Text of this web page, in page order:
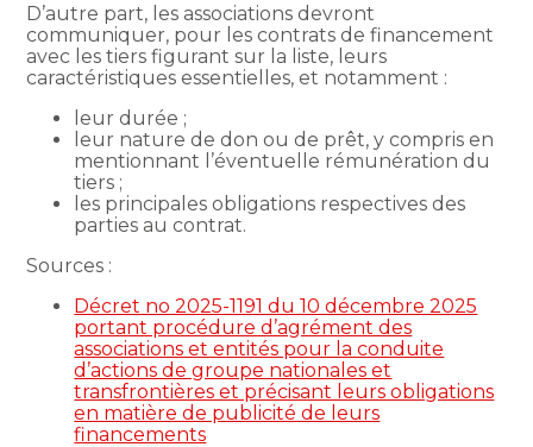
D’autre part, les associations devront
communiquer, pour les contrats de financement
avec les tiers figurant sur la liste, leurs
caractéristiques essentielles, et notamment :
leur durée ;
leur nature de don ou de prêt, y compris en
mentionnant l’éventuelle rémunération du
tiers ;
les principales obligations respectives des
parties au contrat.
Sources :
Décret no 2025-1191 du 10 décembre 2025
portant procédure d’agrément des
associations et entités pour la conduite
d’actions de groupe nationales et
transfrontières et précisant leurs obligations
en matière de publicité de leurs
financements